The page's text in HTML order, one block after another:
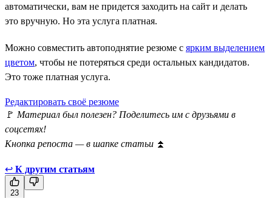
автоматически, вам не придется заходить на сайт и делать
это вручную. Но эта услуга платная.
Можно совместить автоподнятие резюме с ярким выделением
цветом, чтобы не потеряться среди остальных кандидатов.
Это тоже платная услуга.
Редактировать своё резюме
🚩 Материал был полезен? Поделитесь им с друзьями в
соцсетях!
Кнопка репоста — в шапке статьи ⏫
↩ К другим статьям
23